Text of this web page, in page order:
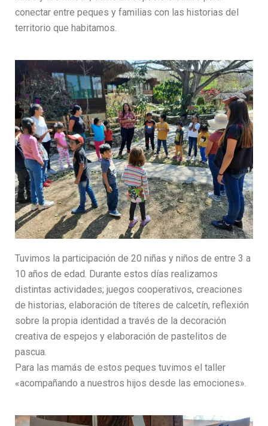
conectar entre peques y familias con las historias del
territorio que habitamos.
Tuvimos la participación de 20 niñas y niños de entre 3 a
10 años de edad. Durante estos días realizamos
distintas actividades; juegos cooperativos, creaciones
de historias, elaboración de títeres de calcetín, reflexión
sobre la propia identidad a través de la decoración
creativa de espejos y elaboración de pastelitos de
pascua.
Para las mamás de estos peques tuvimos el taller
«acompañando a nuestros hijos desde las emociones».